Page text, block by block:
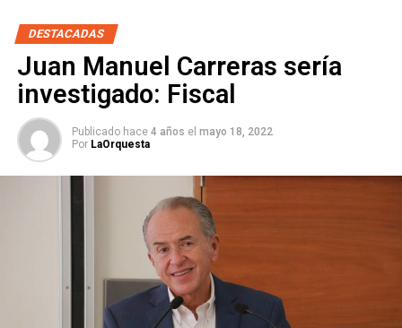
DESTACADAS
Juan Manuel Carreras sería
investigado: Fiscal
Publicado hace 4 años el mayo 18, 2022
Por LaOrquesta